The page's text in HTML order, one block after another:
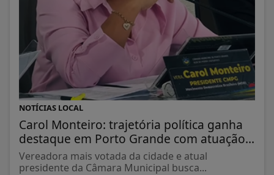
NOTÍCIAS LOCAL
Carol Monteiro: trajetória política ganha
destaque em Porto Grande com atuação...
Vereadora mais votada da cidade e atual
presidente da Câmara Municipal busca...